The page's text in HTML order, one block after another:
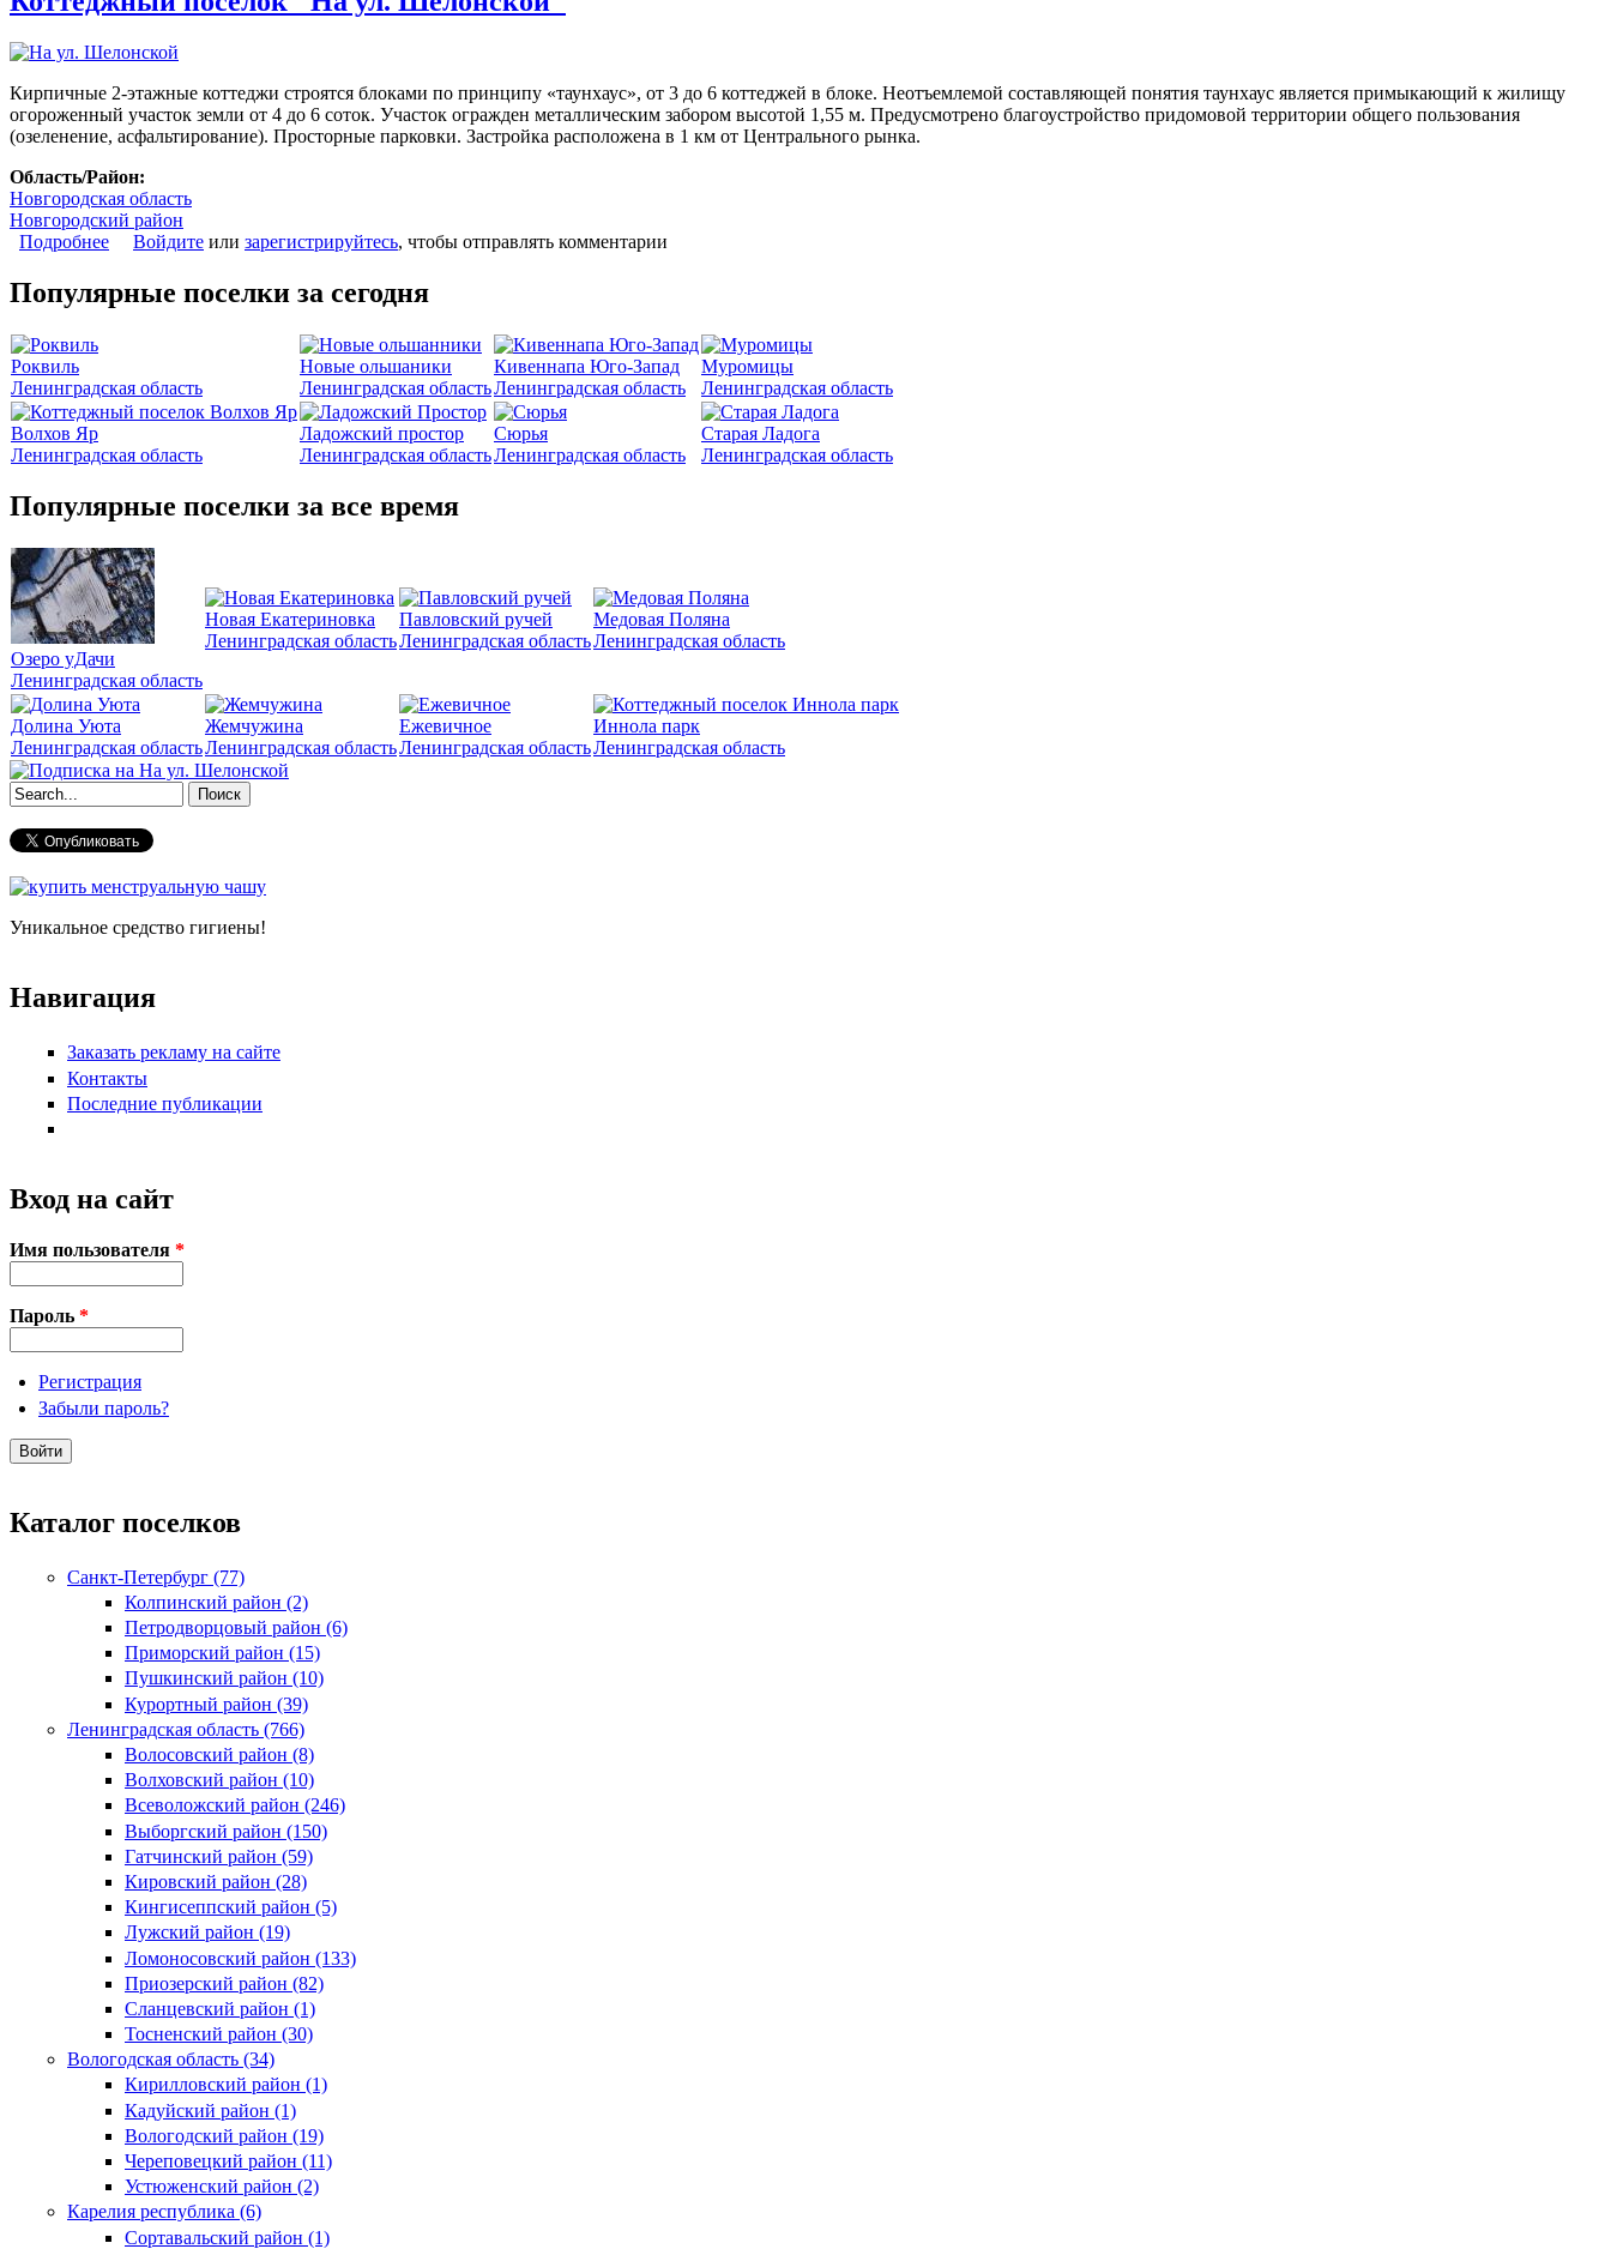
Кирпичные 2-этажные коттеджи строятся блоками по принципу «таунхаус», от 3 до 6 коттеджей в блоке. Неотъемлемой составляющей понятия таунхаус является примыкающий к жилищу
огороженный участок земли от 4 до 6 соток. Участок огражден металлическим забором высотой 1,55 м. Предусмотрено благоустройство придомовой территории общего пользования
(озеленение, асфальтирование). Просторные парковки. Застройка расположена в 1 км от Центрального рынка.
Область/Район:
Новгородская область
Новгородский район
Подробнее о Коттеджный поселок "На ул. Шелонской"
Войдите или зарегистрируйтесь, чтобы отправлять комментарии
Популярные поселки за сегодня
Роквиль
Ленинградская область
Новые ольшаники
Ленинградская область
Кивеннапа Юго-Запад
Ленинградская область
Муромицы
Ленинградская область
Волхов Яр
Ленинградская область
Ладожский простор
Ленинградская область
Сюрья
Ленинградская область
Старая Ладога
Ленинградская область
Популярные поселки за все время
Озеро уДачи
Ленинградская область
Новая Екатериновка
Ленинградская область
Павловский ручей
Ленинградская область
Медовая Поляна
Ленинградская область
Долина Уюта
Ленинградская область
Жемчужина
Ленинградская область
Ежевичное
Ленинградская область
Иннола парк
Ленинградская область
Форма поиска
Уникальное средство гигиены!
Навигация
Заказать рекламу на сайте
Контакты
Последние публикации
Вход на сайт
Имя пользователя *
Пароль *
Регистрация
Забыли пароль?
Каталог поселков
Санкт-Петербург (77)
Колпинский район (2)
Петродворцовый район (6)
Приморский район (15)
Пушкинский район (10)
Курортный район (39)
Ленинградская область (766)
Волосовский район (8)
Волховский район (10)
Всеволожский район (246)
Выборгский район (150)
Гатчинский район (59)
Кировский район (28)
Кингисеппский район (5)
Лужский район (19)
Ломоносовский район (133)
Приозерский район (82)
Сланцевский район (1)
Тосненский район (30)
Вологодская область (34)
Кирилловский район (1)
Кадуйский район (1)
Вологодский район (19)
Череповецкий район (11)
Устюженский район (2)
Карелия республика (6)
Сортавальский район (1)